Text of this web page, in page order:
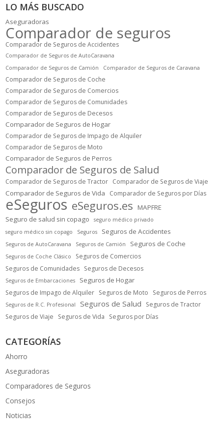
LO MÁS BUSCADO
Aseguradoras
Comparador de seguros
Comparador de Seguros de Accidentes
Comparador de Seguros de AutoCaravana
Comparador de Seguros de Camión
Comparador de Seguros de Caravana
Comparador de Seguros de Coche
Comparador de Seguros de Comercios
Comparador de Seguros de Comunidades
Comparador de Seguros de Decesos
Comparador de Seguros de Hogar
Comparador de Seguros de Impago de Alquiler
Comparador de Seguros de Moto
Comparador de Seguros de Perros
Comparador de Seguros de Salud
Comparador de Seguros de Tractor Comparador de Seguros de Viaje
Comparador de Seguros de Vida Comparador de Seguros por Días
eSeguros eSeguros.es MAPFRE
Seguro de salud sin copago
seguro médico privado
seguro médico sin copago
Seguros Seguros de Accidentes
Seguros de AutoCaravana Seguros de Camión Seguros de Coche
Seguros de Coche Clásico
Seguros de Comercios
Seguros de Comunidades Seguros de Decesos
Seguros de Embarcaciones Seguros de Hogar
Seguros de Impago de Alquiler Seguros de Moto Seguros de Perros
Seguros de R.C. Profesional Seguros de Salud
Seguros de Tractor
Seguros de Viaje
Seguros de Vida Seguros por Días
CATEGORÍAS
Ahorro
Aseguradoras
Comparadores de Seguros
Consejos
Noticias